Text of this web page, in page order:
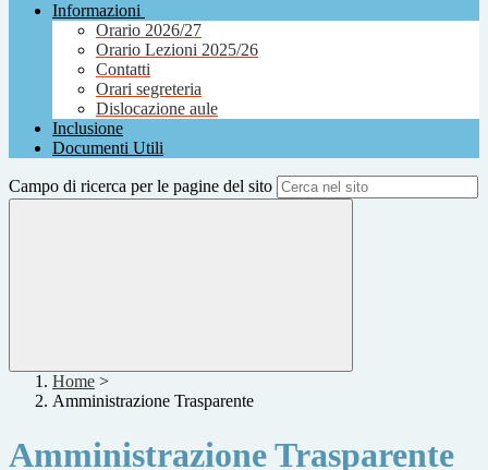
Informazioni
Orario 2026/27
Orario Lezioni 2025/26
Contatti
Orari segreteria
Dislocazione aule
Inclusione
Documenti Utili
Campo di ricerca per le pagine del sito
Home >
Amministrazione Trasparente
Amministrazione Trasparente